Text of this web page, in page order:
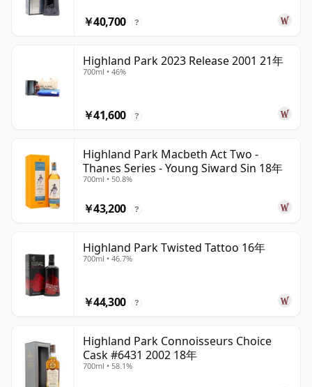
￥40,700 ?
Highland Park 2023 Release 2001 21年
700ml • 46%
￥41,600 ?
Highland Park Macbeth Act Two -
Thanes Series - Young Siward Sin 18年
700ml • 50.8%
￥43,200 ?
Highland Park Twisted Tattoo 16年
700ml • 46.7%
￥44,300 ?
Highland Park Connoisseurs Choice
Cask #6431 2002 18年
700ml • 58.1%